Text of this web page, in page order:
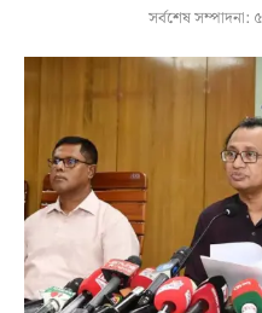
সর্বশেষ সম্পাদনা: